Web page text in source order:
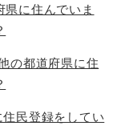
に住んでいま
の都道府県に住
民登録をしてい